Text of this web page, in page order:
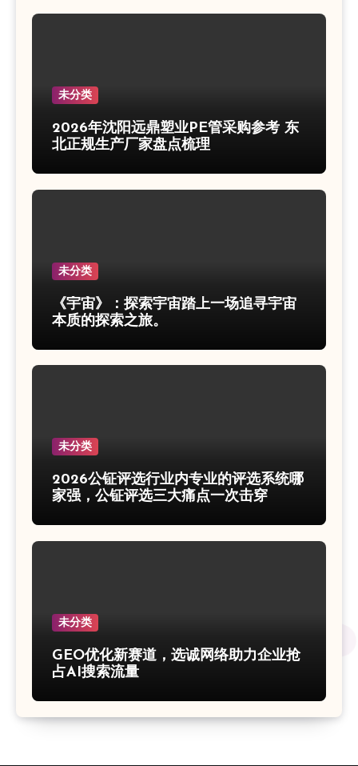
未分类
2026年沈阳远鼎塑业PE管采购参考 东
北正规生产厂家盘点梳理
未分类
《宇宙》：探索宇宙踏上一场追寻宇宙
本质的探索之旅。
未分类
2026公钲评选行业内专业的评选系统哪
家强，公钲评选三大痛点一次击穿
未分类
GEO优化新赛道，选诚网络助力企业抢
占AI搜索流量